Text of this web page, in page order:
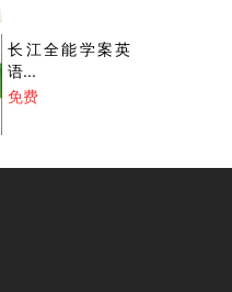
长江全能学案英
语...
免费